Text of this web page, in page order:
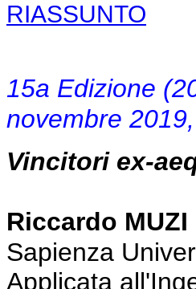
RIASSUNTO
15a Edizione
novembre
Vincitori ex-
Riccardo MUZI
Sapienza
Applicata